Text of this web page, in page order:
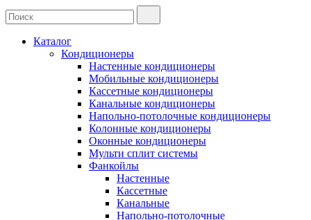
Каталог
Кондиционеры
Настенные кондиционеры
Мобильные кондиционеры
Кассетные кондиционеры
Канальные кондиционеры
Напольно-потолочные кондиционеры
Колонные кондиционеры
Оконные кондиционеры
Мульти сплит системы
Фанкойлы
Настенные
Кассетные
Канальные
Напольно-потолочные